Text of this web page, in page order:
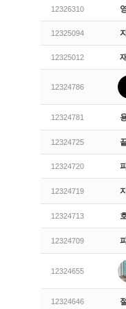
12326310
12325094
12325012
12324786
12324781
12324725
12324720
12324719
12324713
12324709
12324655
12324646